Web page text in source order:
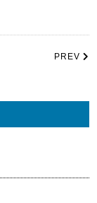
PREV